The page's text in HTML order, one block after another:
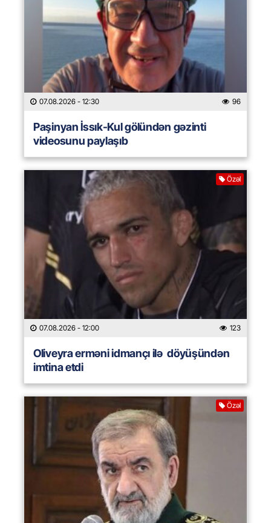
07.08.2026 - 12:30 96
Paşinyan İssık-Kul gölündən gəzinti
videosunu paylaşıb
Özəl
07.08.2026 - 12:00 123
Oliveyra erməni idmançı ilə döyüşündən
imtina etdi
Özəl